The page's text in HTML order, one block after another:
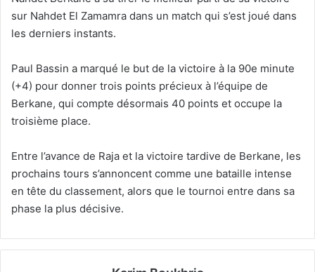
sur Nahdet El Zamamra dans un match qui s’est joué dans
les derniers instants.
Paul Bassin a marqué le but de la victoire à la 90e minute
(+4) pour donner trois points précieux à l’équipe de
Berkane, qui compte désormais 40 points et occupe la
troisième place.
Entre l’avance de Raja et la victoire tardive de Berkane, les
prochains tours s’annoncent comme une bataille intense
en tête du classement, alors que le tournoi entre dans sa
phase la plus décisive.